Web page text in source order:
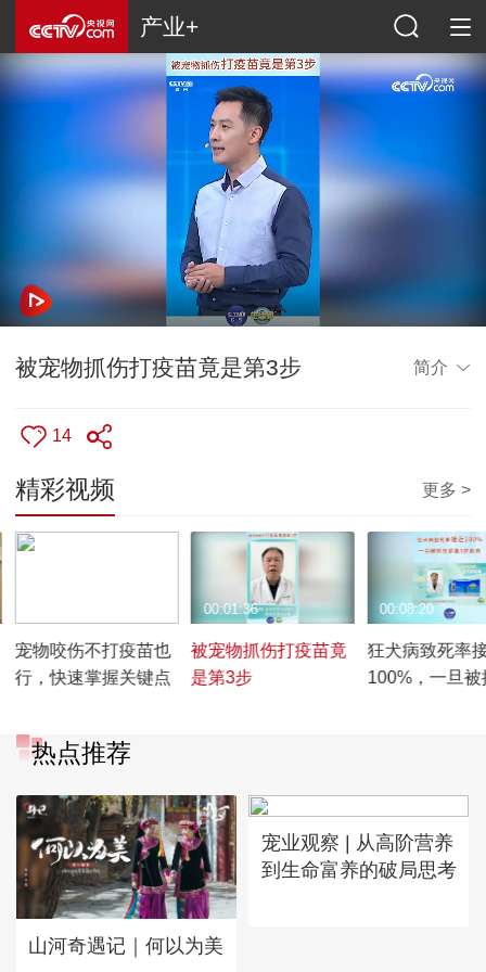
产业+
被宠物抓伤打疫苗竟是第3步 简介
14
精彩视频 更多 >
宠物咬伤不打疫苗也
行，快速掌握关键点
被宠物抓伤打疫苗竟
是第3步
00:01:36
狂犬病致死率
100%，一旦被
00:08:20
热点推荐
山河奇遇记｜何以为美
宠业观察 | 从高阶营养
到生命富养的破局思考